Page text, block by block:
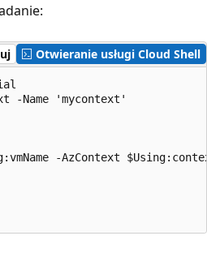
Otwieranie usługi Cloud Shell
-Name 'mycontext'
-AzContext